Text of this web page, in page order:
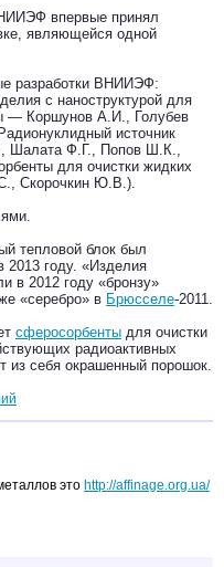
впервые принял
являющейся одной
разработки ВНИИЭФ:
с наноструктурой для
— Коршунов А.И., Голубев
источник
Шалата Ф.Г., Попов Ш.К.,
для очистки жидких
Скорочкин Ю.В.).
тепловой блок был
2013 году. «Изделия
в 2012 году «бронзу»
«серебро» в Брюсселе-2011.
сферосорбенты для очистки
радиоактивных
из себя окрашенный порошок.
это http://affinage.org.ua/